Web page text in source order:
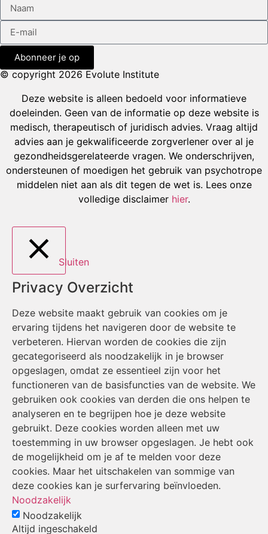
Abonneer je op
© copyright 2026 Evolute Institute
Deze website is alleen bedoeld voor informatieve
doeleinden. Geen van de informatie op deze website is
medisch, therapeutisch of juridisch advies. Vraag altijd
advies aan je gekwalificeerde zorgverlener over al je
gezondheidsgerelateerde vragen. We onderschrijven,
ondersteunen of moedigen het gebruik van psychotrope
middelen niet aan als dit tegen de wet is. Lees onze
volledige disclaimer hier.
Sluiten
Privacy Overzicht
Deze website maakt gebruik van cookies om je
ervaring tijdens het navigeren door de website te
verbeteren. Hiervan worden de cookies die zijn
gecategoriseerd als noodzakelijk in je browser
opgeslagen, omdat ze essentieel zijn voor het
functioneren van de basisfuncties van de website. We
gebruiken ook cookies van derden die ons helpen te
analyseren en te begrijpen hoe je deze website
gebruikt. Deze cookies worden alleen met uw
toestemming in uw browser opgeslagen. Je hebt ook
de mogelijkheid om je af te melden voor deze
cookies. Maar het uitschakelen van sommige van
deze cookies kan je surfervaring beïnvloeden.
Noodzakelijk
Noodzakelijk
Altijd ingeschakeld